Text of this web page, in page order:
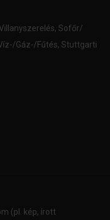
, Sofőr/
Gáz-/Fűtés, Stuttgarti
(pl. kép, írott